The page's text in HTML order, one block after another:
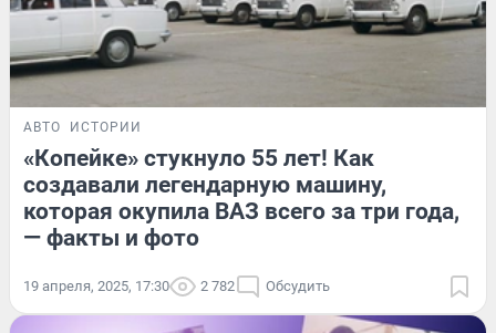
АВТО ИСТОРИИ
«Копейке» стукнуло 55 лет! Как
создавали легендарную машину,
которая окупила ВАЗ всего за три года,
— факты и фото
19 апреля, 2025, 17:30 2 782 Обсудить